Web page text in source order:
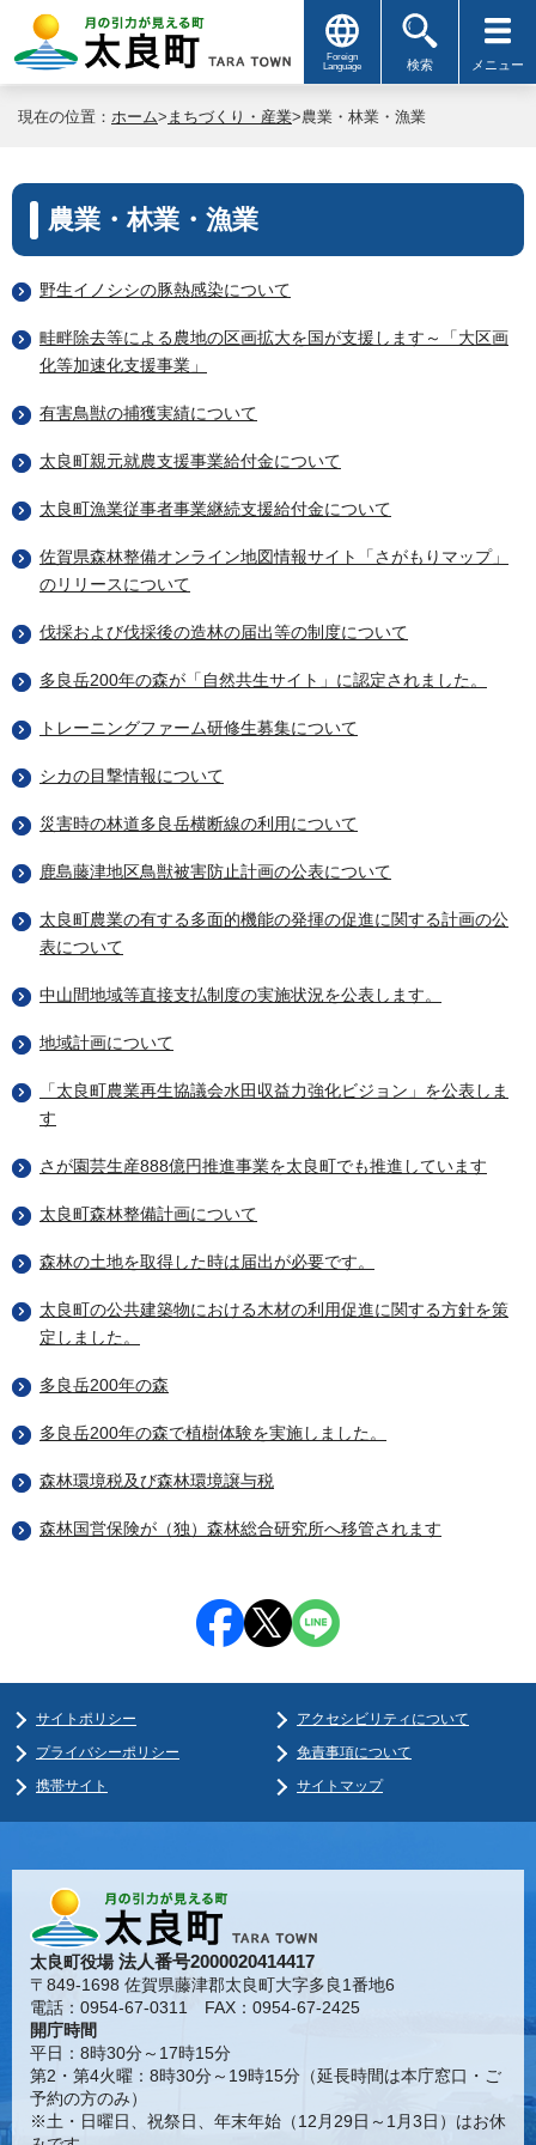
Foreign
Language
検索 メニュー
現在の位置： ホーム> まちづくり・産業>農業・林業・漁業
農業・林業・漁業
野生イノシシの豚熱感染について
畦畔除去等による農地の区画拡大を国が支援します～「大区画
化等加速化支援事業」
有害鳥獣の捕獲実績について
太良町親元就農支援事業給付金について
太良町漁業従事者事業継続支援給付金について
佐賀県森林整備オンライン地図情報サイト「さがもりマップ」
のリリースについて
伐採および伐採後の造林の届出等の制度について
多良岳200年の森が「自然共生サイト」に認定されました。
トレーニングファーム研修生募集について
シカの目撃情報について
災害時の林道多良岳横断線の利用について
鹿島藤津地区鳥獣被害防止計画の公表について
太良町農業の有する多面的機能の発揮の促進に関する計画の公
表について
中山間地域等直接支払制度の実施状況を公表します。
地域計画について
「太良町農業再生協議会水田収益力強化ビジョン」を公表しま
す
さが園芸生産888億円推進事業を太良町でも推進しています
太良町森林整備計画について
森林の土地を取得した時は届出が必要です。
太良町の公共建築物における木材の利用促進に関する方針を策
定しました。
多良岳200年の森
多良岳200年の森で植樹体験を実施しました。
森林環境税及び森林環境譲与税
森林国営保険が（独）森林総合研究所へ移管されます
サイトポリシー
アクセシビリティについて
プライバシーポリシー
免責事項について
携帯サイト
サイトマップ
太良町役場法人番号2000020414417
〒849-1698 佐賀県藤津郡太良町大字多良1番地6
電話：0954-67-0311 FAX：0954-67-2425
開庁時間
平日：8時30分～17時15分
第2・第4火曜：8時30分～19時15分（延長時間は本庁窓口・ご
予約の方のみ）
※土・日曜日、祝祭日、年末年始（12月29日～1月3日）はお休